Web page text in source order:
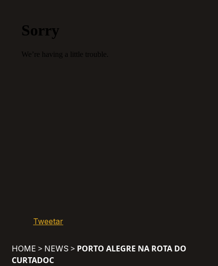
Tweetar
HOME > NEWS > PORTO ALEGRE NA ROTA DO
CURTADOC